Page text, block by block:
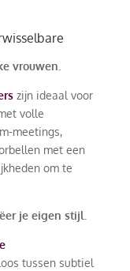
vrouwen.
zijn ideaal voor
volle
meetings,
met een
om te
je eigen stijl.
tussen subtiel